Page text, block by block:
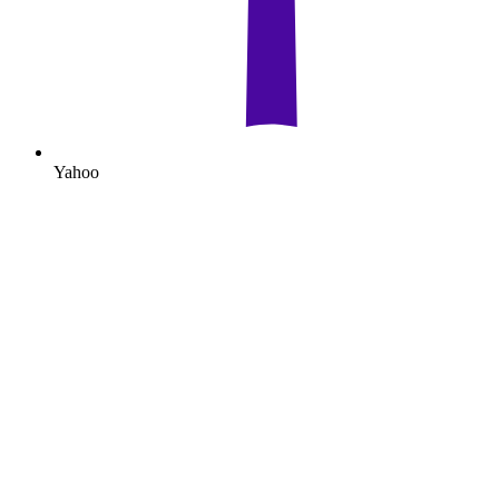
Yahoo